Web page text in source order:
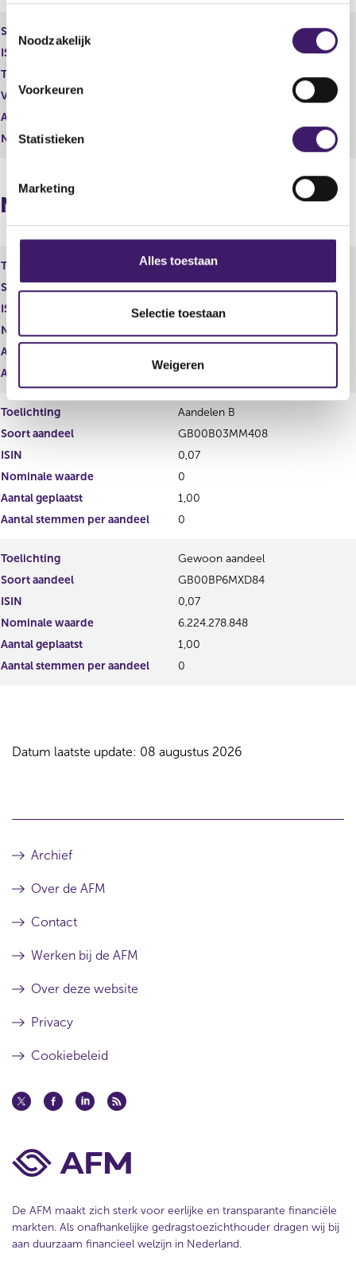
T
t
e
m
n
l
e
c
t
i
Noodzakelijk
Voorkeuren
Statistieken
Marketing
Alles toestaan
Selectie toestaan
Weigeren
Soort aandeel
ISIN
Toelichting
Vorige melding
Aantal stemmen
Nominale waarde
Nieuwe melding
Toelichting
Aandelen A
Soort aandeel
GB00B03MLX29
ISIN
0,07
Nominale waarde
Aantal geplaatst
Aantal stemmen per aandeel
0
Toelichting
Aandelen B
Soort aandeel
GB00B03MM408
ISIN
0,07
Nominale waarde
0
Aantal geplaatst
1,00
Aantal stemmen per aandeel
0
Toelichting
Gewoon aandeel
Soort aandeel
GB00BP6MXD84
ISIN
0,07
Nominale waarde
6.224.278.848
Aantal geplaatst
1,00
Aantal stemmen per aandeel
0
Datum laatste update: 08 augustus 2026
Archief
Over de AFM
Contact
Werken bij de AFM
Over deze website
Privacy
Cookiebeleid
De AFM maakt zich sterk voor eerlijke en transparante financiële
markten. Als onafhankelijke gedragstoezichthouder dragen wij bij
aan duurzaam financieel welzijn in Nederland.